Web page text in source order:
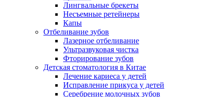
Лингвальные брекеты
Несъемные ретейнеры
Капы
Отбеливание зубов
Лазерное отбеливание
Ультразвуковая чистка
Фторирование зубов
Детская стоматология в Китае
Лечение кариеса у детей
Исправление прикуса у детей
Серебрение молочных зубов